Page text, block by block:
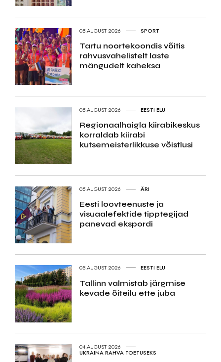
05.AUGUST 2026 SPORT
Tartu noortekoondis võitis
rahvusvahelistelt laste
mängudelt kaheksa
05.AUGUST 2026 EESTI ELU
Regionaalhaigla kiirabikeskus
korraldab kiirabi
kutsemeisterlikkuse võistlusi
05.AUGUST 2026 ÄRI
Eesti loovteenuste ja
visuaalefektide tipptegijad
panevad ekspordi
05.AUGUST 2026 EESTI ELU
Tallinn valmistab järgmise
kevade õiteilu ette juba
04.AUGUST 2026
UKRAINA RAHVA TOETUSEKS